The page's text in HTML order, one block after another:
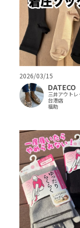
2026/03/15
DATECO
三井アウト
台港店
福助